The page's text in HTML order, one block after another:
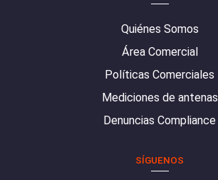
Quiénes Somos
Área Comercial
Políticas Comerciales
Mediciones de antenas
Denuncias Compliance
SÍGUENOS